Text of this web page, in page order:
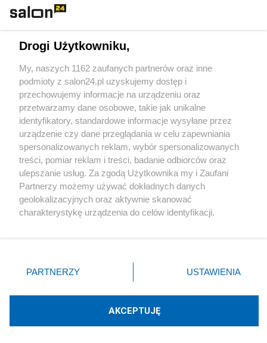
Sport
Społeczeństwo
Kultura
X Facebook Instagram Youtube
Technologię dostarcza:W3media.pl
Drogi Użytkowniku,
My, naszych 1162 zaufanych partnerów oraz inne
podmioty z salon24.pl uzyskujemy dostęp i
przechowujemy informacje na urządzeniu oraz
przetwarzamy dane osobowe, takie jak unikalne
identyfikatory, standardowe informacje wysyłane przez
urządzenie czy dane przeglądania w celu zapewniania
spersonalizowanych reklam, wybór spersonalizowanych
treści, pomiar reklam i treści, badanie odbiorców oraz
ulepszanie usług. Za zgodą Użytkownika my i Zaufani
Partnerzy możemy używać dokładnych danych
geolokalizacyjnych oraz aktywnie skanować
charakterystykę urządzenia do celów identyfikacji.
zmienić/wycofać klikając przycisk ustawień prywatności
znajdujący się w lewym dolnym rogu strony
rodzaje przetwarzania danych nie wymagają zgody
użytkownika, ale masz prawo sprzeciwić się takiemu
PARTNERZY USTAWIENIA
AKCEPTUJĘ